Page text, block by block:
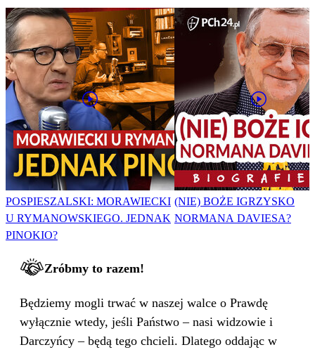
POSPIESZALSKI: MORAWIECKI
U RYMANOWSKIEGO. JEDNAK
PINOKIO?
(NIE) BOŻE IGRZYSKO
NORMANA DAVIESA?
Zróbmy to razem!
Będziemy mogli trwać w naszej walce o Prawdę
wyłącznie wtedy, jeśli Państwo – nasi widzowie i
Darczyńcy – będą tego chcieli. Dlatego oddając w